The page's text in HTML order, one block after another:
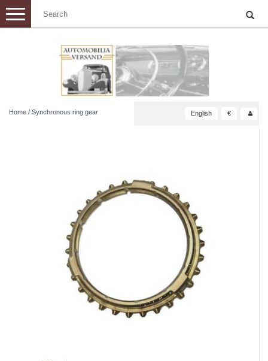
Toggle
navigation
Home / Synchronous ring gear English €